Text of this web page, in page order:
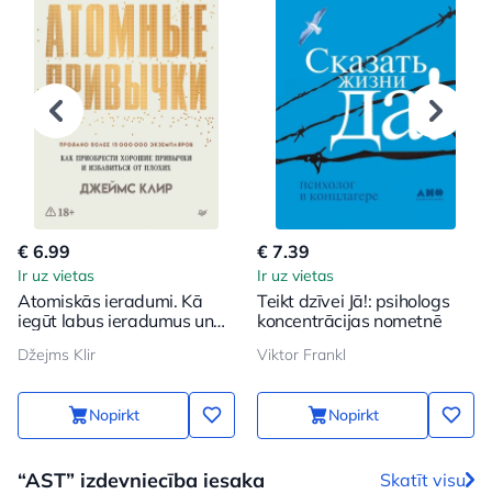
€ 6.99
Ir uz vietas
Atomiskās ieradumi. Kā
iegūt labus ieradumus un
Džejms Klir
Nopirkt
€ 7.39
Ir uz vietas
Teikt dzīvei Jā!: psihologs
koncentrācijas nometnē
Viktor Frankl
Nopirkt
“AST” izdevniecība iesaka Skatīt visu